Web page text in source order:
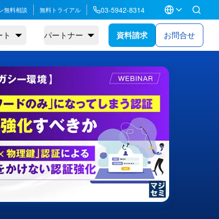
無料相談 無料トライアル 03-5942-8314
パートナー 資料請求 お問合せ